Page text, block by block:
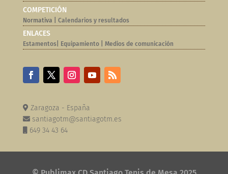
COMPETICIÓN
Normativa | Calendarios y resultados
ENLACES
Estamentos| Equipamiento| Medios de comunicación
Zaragoza - España
santiagotm@santiagotm.es
649 34 43 64